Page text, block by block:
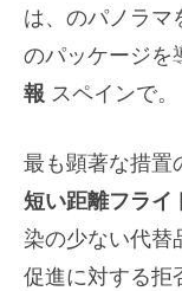
は、のパノラマ
のパッケージを
報 スペインで。
最も顕著な措置
短い距離フライ
染の少ない代替
促進に対する拒